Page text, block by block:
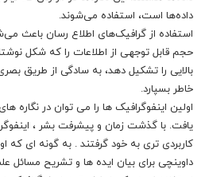
داده‌ها است، استفاده می‌شوند.
استفاده از گرافیک‌های اطلاع رسان باعث
حجم قابل توجهی از اطلاعات را که شکل
بالایی را تشکیل دهد، به سادگی از طریق
خاطر بسپارد.
اولین اینفوگرافیک ها را می توان در نگاره
یافت. با گذشت زمان و پیشرفت بشر ،
داوینچی برای بیان ایده ها و تشریح مسائل